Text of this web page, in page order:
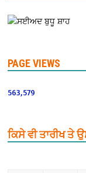
PAGE VIEWS
563,579
ਕਿਸੇ ਵੀ ਤਾਰੀਖ ਤੇ